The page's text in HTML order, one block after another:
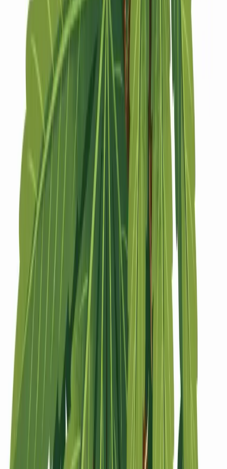
Strains Hybrid Strains
Standorte